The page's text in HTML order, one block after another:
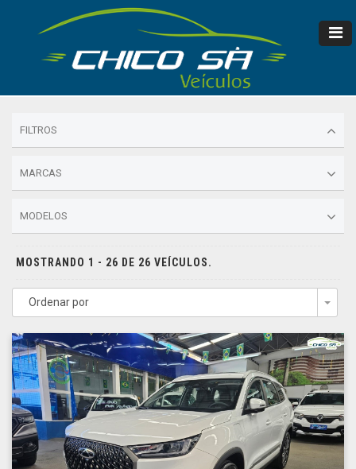
FILTROS
MARCAS
MODELOS
MOSTRANDO 1 - 26 DE 26 VEÍCULOS.
Ordenar por